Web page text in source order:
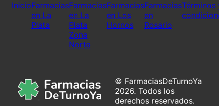
InicioFarmacias
en La
Plata
Farmacias
en La
Plata
Zona
Norte
Farmacias
en Los
Hornos
Farmacias
en
Rosario
Términos
© FarmaciasDeTurnoYa
2026. Todos los
derechos reservados.